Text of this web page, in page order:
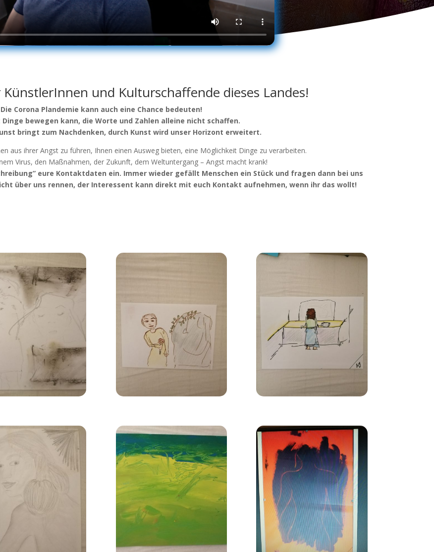
und Kulturschaffende dieses Landes!
Die Coro­na Plan­de­mie kann auch eine Chan­ce bedeu­ten!
Din­ge bewe­gen kann, die Wor­te und Zah­len allei­ne nicht schaf­fen.
bringt zum Nach­den­ken, durch Kunst wird unser Hori­zont erweitert.
aus ihrer Angst zu füh­ren, Ihnen einen Aus­weg bie­ten, eine Mög­lich­keit Din­ge zu ver­ar­bei­ten.
Virus, den Maß­nah­men, der Zukunft, dem Welt­un­ter­gang – Angst macht krank!
eure Kon­takt­da­ten ein. Immer wie­der gefällt Men­schen ein Stück und fra­gen dann bei uns
über uns ren­nen, der Inter­es­sent kann direkt mit euch Kon­takt auf­neh­men, wenn ihr das wollt!